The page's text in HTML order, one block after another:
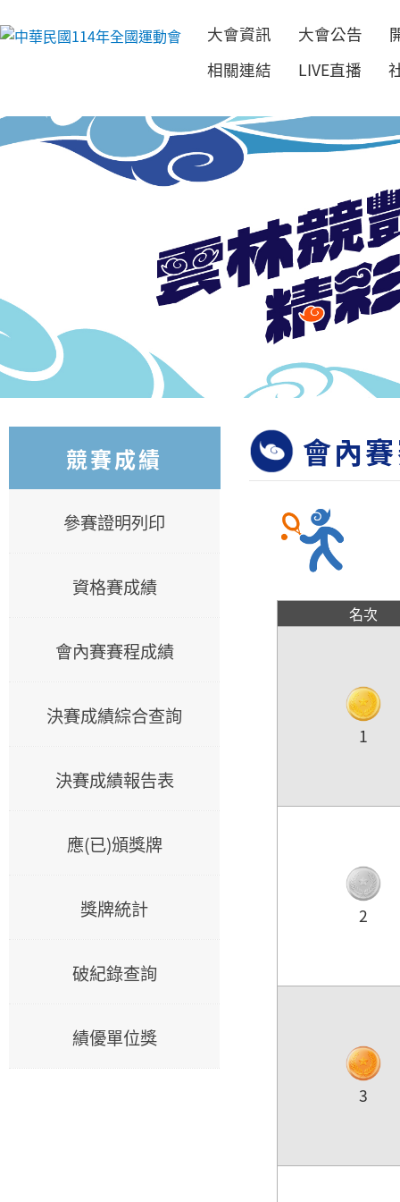
跳到主要內容
大會資訊 大會公告
相關連結
LIVE直播
競賽成績
參賽證明列印
資格賽成績
會內賽賽程成績
決賽成績綜合查詢
決賽成績報告表
應(已)頒獎牌
獎牌統計
破紀錄查詢
績優單位獎
會內
名次
1
2
3